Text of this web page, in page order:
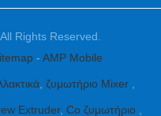
Rights Reserved.
- AMP Mobile
, ζυμωτήριο Mixer
Extruder, Co ζυμωτήριο